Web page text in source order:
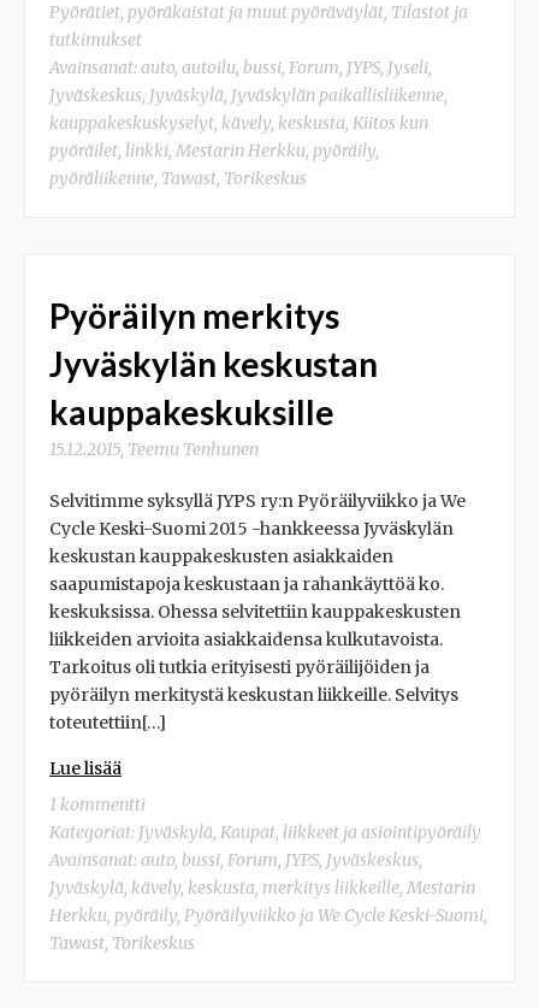
Pyörätiet, pyöräkaistat ja muut pyöräväylät, Tilastot ja
tutkimukset
Avainsanat:auto, autoilu, bussi, Forum, JYPS, Jyseli,
Jyväskeskus, Jyväskylä, Jyväskylän paikallisliikenne,
kauppakeskuskyselyt, kävely, keskusta, Kiitos kun
pyöräilet, linkki, Mestarin Herkku, pyöräily,
pyöräliikenne, Tawast, Torikeskus
Pyöräilyn merkitys
Jyväskylän keskustan
kauppakeskuksille
15.12.2015, Teemu Tenhunen
Selvitimme syksyllä JYPS ry:n Pyöräilyviikko ja We
Cycle Keski-Suomi 2015 -hankkeessa Jyväskylän
keskustan kauppakeskusten asiakkaiden
saapumistapoja keskustaan ja rahankäyttöä ko.
keskuksissa. Ohessa selvitettiin kauppakeskusten
liikkeiden arvioita asiakkaidensa kulkutavoista.
Tarkoitus oli tutkia erityisesti pyöräilijöiden ja
pyöräilyn merkitystä keskustan liikkeille. Selvitys
toteutettiin[…]
Lue lisää
1 kommentti
Kategoriat: Jyväskylä, Kaupat, liikkeet ja asiointipyöräily
Avainsanat:auto, bussi, Forum, JYPS, Jyväskeskus,
Jyväskylä, kävely, keskusta, merkitys liikkeille, Mestarin
Herkku, pyöräily, Pyöräilyviikko ja We Cycle Keski-Suomi,
Tawast, Torikeskus